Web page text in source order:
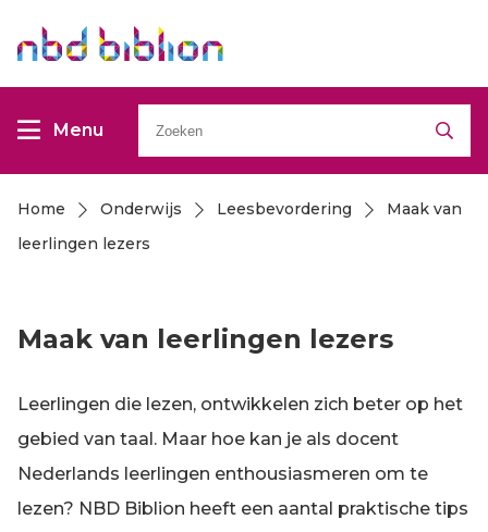
en
naar
de
en
naar
de
Menu
Kruimelpad
Home Onderwijs Leesbevordering
Maak van
leerlingen lezers
Maak van leerlingen lezers
Leerlingen die lezen, ontwikkelen zich beter op het
gebied van taal. Maar hoe kan je als docent
Nederlands leerlingen enthousiasmeren om te
lezen? NBD Biblion heeft een aantal praktische tips